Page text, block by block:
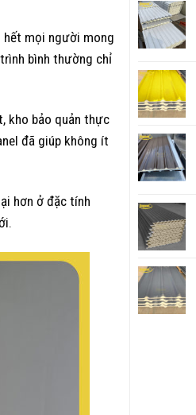
hết mọi người mong
bình thường chỉ
kho bảo quản thực
đã giúp không ít
hơn ở đặc tính